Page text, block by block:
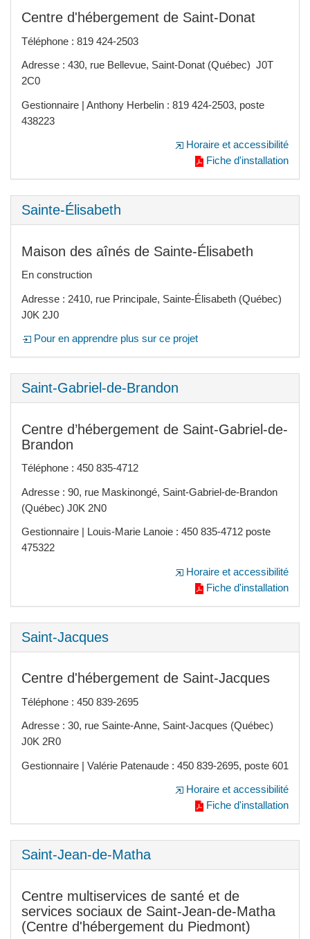
Centre d'hébergement de Saint-Donat
Téléphone : 819 424-2503
Adresse : 430, rue Bellevue, Saint-Donat (Québec) J0T
2C0
Gestionnaire | Anthony Herbelin : 819 424-2503, poste
438223
Horaire et accessibilité
Fiche d'installation
Sainte-Élisabeth
Maison des aînés de Sainte-Élisabeth
En construction
Adresse : 2410, rue Principale, Sainte-Élisabeth (Québec)
J0K 2J0
Pour en apprendre plus sur ce projet
Saint-Gabriel-de-Brandon
Centre d’hébergement de Saint-Gabriel-de-
Brandon
Téléphone : 450 835-4712
Adresse : 90, rue Maskinongé, Saint-Gabriel-de-Brandon
(Québec) J0K 2N0
Gestionnaire | Louis-Marie Lanoie : 450 835-4712 poste
475322
Horaire et accessibilité
Fiche d'installation
Saint-Jacques
Centre d'hébergement de Saint-Jacques
Téléphone : 450 839-2695
Adresse : 30, rue Sainte-Anne, Saint-Jacques (Québec)
J0K 2R0
Gestionnaire | Valérie Patenaude : 450 839-2695, poste 601
Horaire et accessibilité
Fiche d'installation
Saint-Jean-de-Matha
Centre multiservices de santé et de
services sociaux de Saint-Jean-de-Matha
(Centre d'hébergement du Piedmont)